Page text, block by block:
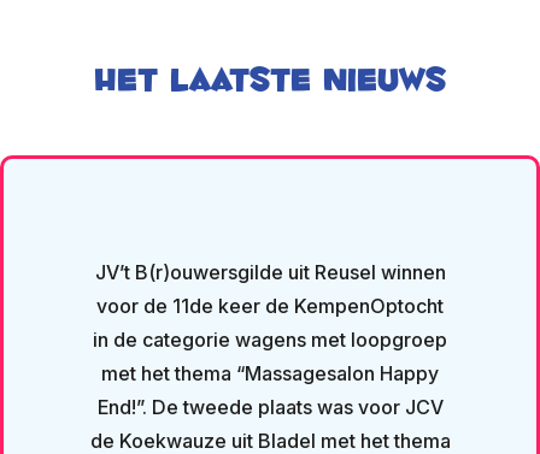
het laatste nieuws
JV’t B(r)ouwersgilde uit Reusel winnen
voor de 11de keer de KempenOptocht
in de categorie wagens met loopgroep
met het thema “Massagesalon Happy
End!”. De tweede plaats was voor JCV
de Koekwauze uit Bladel met het thema